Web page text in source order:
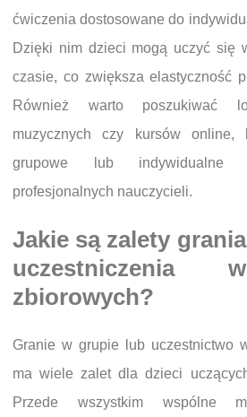
ćwiczenia dostosowane do
Dzięki nim dzieci mogą uczyć się
czasie, co zwiększa elastyczność
Również warto poszukiwać
muzycznych czy kursów online,
grupowe lub indywidualne
profesjonalnych nauczycieli.
Jakie są zalety
uczestniczenia
zbiorowych?
Granie w grupie lub uczestnictwo
ma wiele zalet dla dzieci
Przede wszystkim wspólne